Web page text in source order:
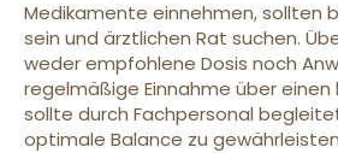
Medikamente einnehmen, sollten
sein und ärztlichen Rat suchen.
weder empfohlene Dosis noch
regelmäßige Einnahme über
sollte durch Fachpersonal
optimale Balance zu